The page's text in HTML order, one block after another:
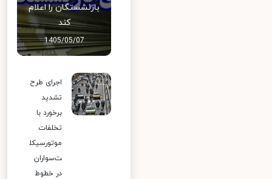
بازنشستگان را اعلام
کند
1405/05/07
اجرای طرح
تشدید
برخورد با
تخلفات
موتورسیکل
ت‌سواران
در خطوط